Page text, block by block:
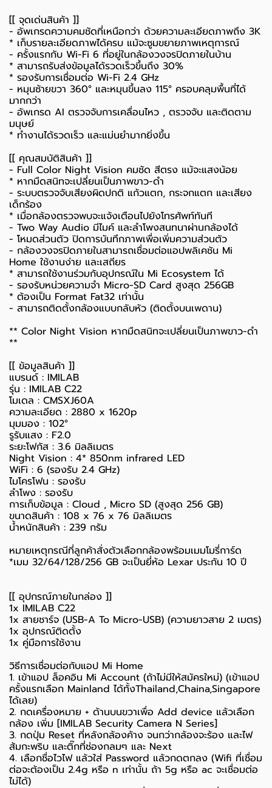
[[ จุดเด่นสินค้า ]]
- อัพเกรดความคมชัดที่เหนือกว่า ด้วยความละเอียดภาพถึง 3K
* เก็บรายละเอียดภาพได้ครบ แม้จะซูมขยายภาพเหตุการณ์
- ครั้งแรกกับ Wi-Fi 6 ที่อยู่ในกล้องวงจรปิดภายในบ้าน
* สามารถรับส่งข้อมูลได้รวดเร็วขึ้นถึง 30%
* รองรับการเชื่อมต่อ Wi-Fi 2.4 GHz
- หมุนซ้ายขวา 360° และหมุนขึ้นลง 115° ครอบคลุมพื้นที่ได้
มากกว่า
- อัพเกรด AI ตรวจจับการเคลื่อนไหว , ตรวจจับ และติดตาม
มนุษย์
* ทำงานได้รวดเร็ว และแม่นยำมากยิ่งขึ้น
[[ คุณสมบัติสินค้า ]]
- Full Color Night Vision คมชัด สีตรง แม้จะแสงน้อย
* หากมืดสนิทจะเปลี่ยนเป็นภาพขาว-ดำ
- ระบบตรวจจับเสียงผิดปกติ แก้วแตก, กระจกแตก และเสียง
เด็กร้อง
* เมื่อกล้องตรวจพบจะแจ้งเตือนไปยังโทรศัพท์ทันที
- Two Way Audio มีไมค์ และลำโพงสนทนาผ่านกล้องได้
- โหมดส่วนตัว ปิดการบันทึกภาพเพื่อเพิ่มความส่วนตัว
- กล้องวงจรปิดภายในสามารถเชื่อมต่อแอปพลิเคชัน Mi
Home ใช้งานง่าย และเสถียร
* สามารถใช้งานร่วมกับอุปกรณ์ใน Mi Ecosystem ได้
- รองรับหน่วยความจำ Micro-SD Card สูงสุด 256GB
* ต้องเป็น Format Fat32 เท่านั้น
- สามารถติดตั้งกล้องแบบกลับหัว (ติดตั้งบนเพดาน)
** Color Night Vision หากมืดสนิทจะเปลี่ยนเป็นภาพขาว-ดำ
**
[[ ข้อมูลสินค้า ]]
แบรนด์ : IMILAB
รุ่น : IMILAB C22
โมเดล : CMSXJ60A
ความละเอียด : 2880 x 1620p
มุมมอง : 102°
รูรับแสง : F2.0
ระยะโฟกัส : 3.6 มิลลิเมตร
Night Vision : 4* 850nm infrared LED
WiFi : 6 (รองรับ 2.4 GHz)
ไมโครโฟน : รองรับ
ลำโพง : รองรับ
การเก็บข้อมูล : Cloud , Micro SD (สูงสุด 256 GB)
ขนาดสินค้า : 108 x 76 x 76 มิลลิเมตร
น้ำหนักสินค้า : 239 กรัม
หมายเหตุกรณีที่ลูกค้าสั่งตัวเลือกกล้องพร้อมเมมโมรี่การ์ด
*เมม 32/64/128/256 GB จะเป็นยี่ห้อ Lexar ประกัน 10 ปี
[[ อุปกรณ์ภายในกล่อง ]]
1x IMILAB C22
1x สายชาร์จ (USB-A To Micro-USB) (ความยาวสาย 2 เมตร)
1x อุปกรณ์ติดตั้ง
1x คู่มือการใช้งาน
วิธีการเชื่อมต่อกับแอป Mi Home
1. เข้าแอป ล็อคอิน Mi Account (ถ้าไม่มีให้สมัครใหม่) (เข้าแอป
ครั้งแรกเลือก Mainland ได้ทั้งThailand,Chaina,Singapore
ได้เลย)
2. กดเครื่องหมาย + ด้านบนขวาเพื่อ Add device แล้วเลือก
กล้อง เพิ่ม [IMILAB Security Camera N Series]
3. กดปุ่ม Reset ที่หลังกล้องค้าง จนกว่ากล้องจะร้อง และไฟ
ส้มกะพริบ และติ๊กที่ช่องกลมๆ และ Next
4. เลือกชื่อไวไฟ แล้วใส่ Password แล้วกดตกลง (Wifi ที่เชื่อม
ต่อจะต้องเป็น 2.4g หรือ n เท่านั้น ถ้า 5g หรือ ac จะเชื่อมต่อ
ไม่ได้)